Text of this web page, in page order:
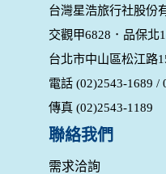
為提供精確的服務，我們
分析，分析結果之統計數
外，我們會視需要公佈統
人之資料。
除非取得您的同意或其他
的個人資料揭露予第三人
在您於本網站註冊帳號、
贈獎時，本網站會收集您
業夥伴處取得個人資料。
身份證字號、電子郵件、
台灣星浩旅行社股份
交觀甲6828．品保北
台北市中山區松江路
電話 (02)2543-1689 /
傳真 (02)2543-1189
聯絡我們
需求洽詢